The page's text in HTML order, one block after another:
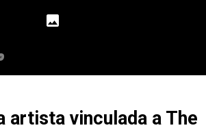
artista vinculada a The